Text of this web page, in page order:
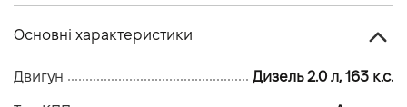
Основні характеристики
Двигун Дизель 2.0 л, 163 к.с.